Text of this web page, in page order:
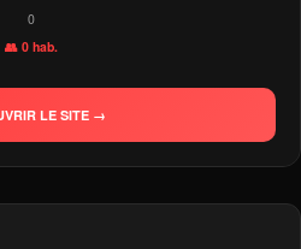
0
👥 0 hab.
LE SITE →